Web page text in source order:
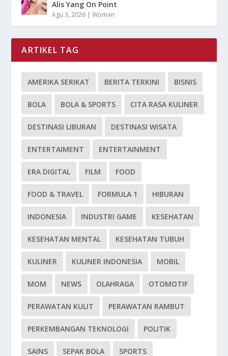
Alis Yang On Point
Agu 3, 2026 |Woman
ARTIKEL TAG
AMERIKA SERIKAT BERITA TERKINI BISNIS
BOLA BOLA & SPORTS CITA RASA KULINER
DESTINASI LIBURAN DESTINASI WISATA
ENTERTAIMENT ENTERTAINMENT
ERA DIGITAL FILM FOOD
FOOD & TRAVEL FORMULA 1 HIBURAN
INDONESIA INDUSTRI GAME KESEHATAN
KESEHATAN MENTAL KESEHATAN TUBUH
KULINER KULINER INDONESIA MOBIL
MOM NEWS OLAHRAGA OTOMOTIF
PERAWATAN KULIT PERAWATAN RAMBUT
PERKEMBANGAN TEKNOLOGI POLITIK
SAINS SEPAK BOLA SPORTS